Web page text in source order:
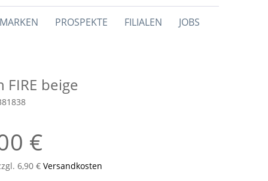
PROSPEKTE FILIALEN JOBS
FIRE beige
€
6,90 € Versandkosten